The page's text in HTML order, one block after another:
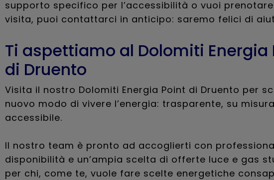
supporto specifico per l’accessibilità o vuoi
visita, puoi contattarci in anticipo: saremo felici di
Ti aspettiamo al Dolomiti Energia
di Druento
Visita il nostro Dolomiti Energia Point di Druento per
nuovo modo di vivere l’energia: trasparente, su
accessibile.
Il nostro team è pronto ad accoglierti con
disponibilità e un’ampia scelta di offerte luce e gas
per chi, come te, vuole fare scelte energetiche